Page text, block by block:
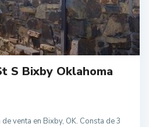
S Bixby Oklahoma
venta en Bixby, OK. Consta de 3